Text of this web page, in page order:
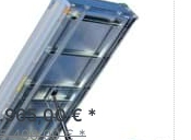
273117
€ *
5.406,00 € *